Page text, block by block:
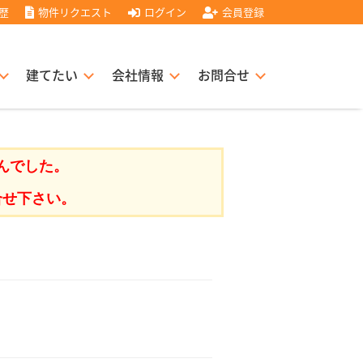
物件リクエスト ログイン 会員登録
建てたい 会社情報
経営理念
お問合せ
住宅販売協力店募集
した。
下さい。